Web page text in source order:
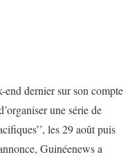
dernier sur son compte
une série de
les 29 août puis
Guinéenews a